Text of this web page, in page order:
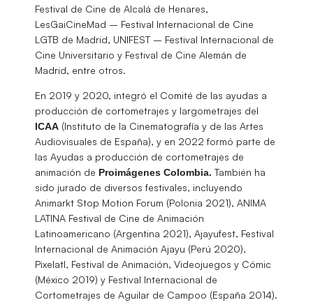
Festival de Cine de Alcalá de Henares,
LesGaiCineMad – Festival Internacional de Cine
LGTB de Madrid, UNIFEST – Festival Internacional de
Cine Universitario y Festival de Cine Alemán de
Madrid, entre otros.
En 2019 y 2020, integró el Comité de las ayudas a
producción de cortometrajes y largometrajes del
ICAA (Instituto de la Cinematografía y de las Artes
Audiovisuales de España), y en 2022 formó parte de
las Ayudas a producción de cortometrajes de
animación de Proimágenes Colombia. También ha
sido jurado de diversos festivales, incluyendo
Animarkt Stop Motion Forum (Polonia 2021), ANIMA
LATINA Festival de Cine de Animación
Latinoamericano (Argentina 2021), Ajayufest, Festival
Internacional de Animación Ajayu (Perú 2020),
Pixelatl, Festival de Animación, Videojuegos y Cómic
(México 2019) y Festival Internacional de
Cortometrajes de Aguilar de Campoo (España 2014).